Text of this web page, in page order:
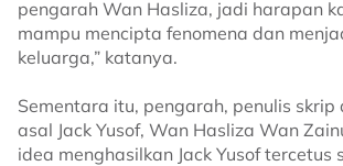
pengarah Wan Hasliza, jadi harapan
mampu mencipta fenomena dan
keluarga,” katanya.
Sementara itu, pengarah, penulis skrip
asal Jack Yusof, Wan Hasliza Wan
idea menghasilkan Jack Yusof tercetus